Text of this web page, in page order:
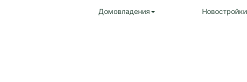
Домовладения Новостройки